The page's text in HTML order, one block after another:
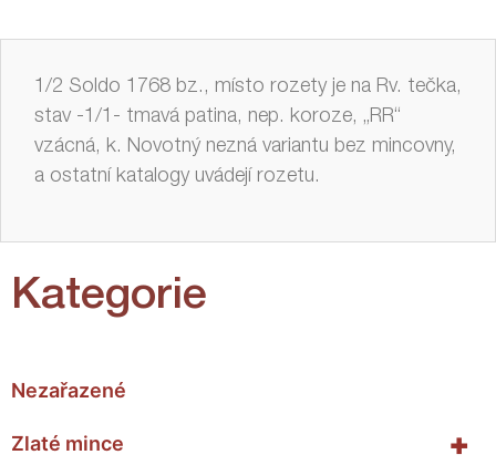
Kategorie
Nezařazené
+
Zlaté mince
1/2 Soldo 1768 bz., místo rozety je na Rv. tečka,
stav -1/1- tmavá patina, nep. koroze, „RR“
vzácná, k. Novotný nezná variantu bez mincovny,
a ostatní katalogy uvádejí rozetu.